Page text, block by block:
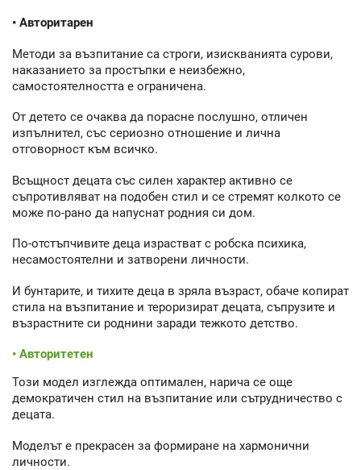
• Авторитарен
Методи за възпитание са строги, изискванията сурови,
наказанието за простъпки е неизбежно,
самостоятелността е ограничена.
От детето се очаква да порасне послушно, отличен
изпълнител, със сериозно отношение и лична
отговорност към всичко.
Всъщност децата със силен характер активно се
съпротивляват на подобен стил и се стремят колкото се
може по-рано да напуснат родния си дом.
По-отстъпчивите деца израстват с робска психика,
несамостоятелни и затворени личности.
И бунтарите, и тихите деца в зряла възраст, обаче копират
стила на възпитание и тероризират децата, съпрузите и
възрастните си роднини заради тежкото детство.
• Авторитетен
Този модел изглежда оптимален, нарича се още
демократичен стил на възпитание или сътрудничество с
децата.
Моделът е прекрасен за формиране на хармонични
личности.